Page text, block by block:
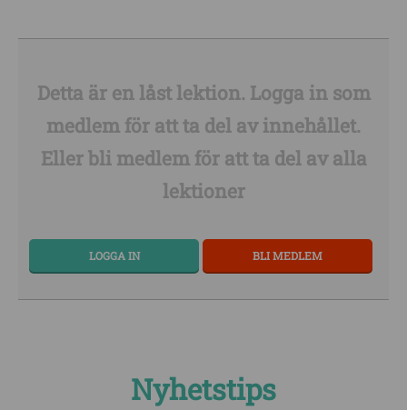
Detta är en låst lektion. Logga in som
medlem för att ta del av innehållet.
Eller bli medlem för att ta del av alla
lektioner
LOGGA IN BLI MEDLEM
Nyhetstips